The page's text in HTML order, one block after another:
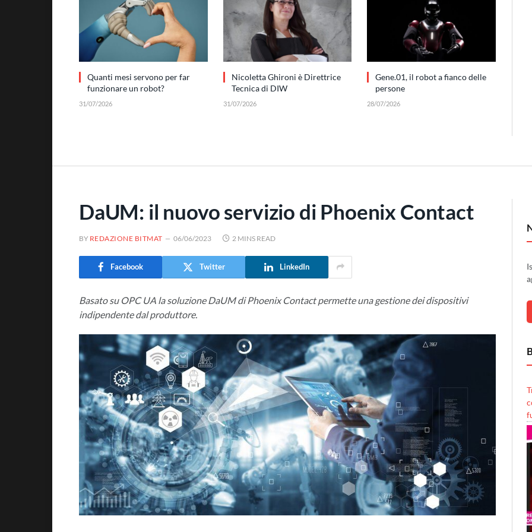
Quanti mesi servono per far
funzionare un robot?
31/07/2026
Nicoletta Ghironi è Direttrice
Tecnica di DIW
31/07/2026
Gene.01, il robot a fianco delle
persone
28/07/2026
DaUM: il nuovo servizio di Phoenix Contact
BY REDAZIONE BITMAT 06/06/2023 2 MINS READ
Facebook Twitter LinkedIn
Basato su OPC UA la soluzione DaUM di Phoenix Contact permette una gestione dei dispositivi
indipendente dal produttore.